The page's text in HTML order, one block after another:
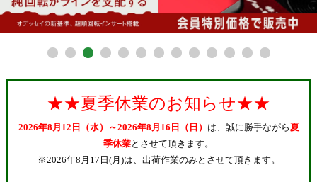
★★夏季休業のお知らせ★★
2026年8月12日（水）～2026年8月16日（日） は、誠に勝手ながら夏
季休業とさせて頂きます。
※2026年8月17日(月)は、出荷作業のみとさせて頂きます。